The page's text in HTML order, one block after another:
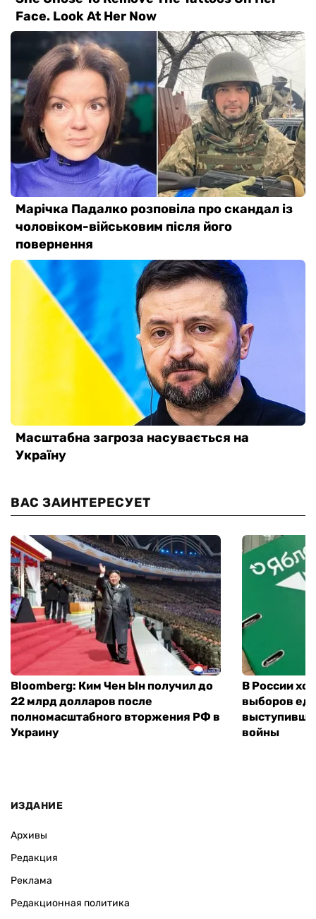
ВАС ЗАИНТЕРЕСУЕТ
Bloomberg: Ким Чен Ын получил до
22 млрд долларов после
полномасштабного вторжения РФ в
Украину
В России
выборов
войны
ИЗДАНИЕ
Архивы
Редакция
Реклама
Редакционная политика